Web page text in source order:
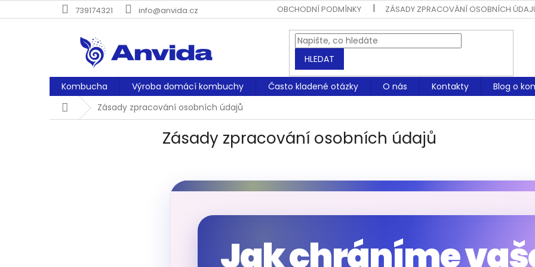
na
739174321 info@anvida.cz OBCHODNÍ PODMÍNKY ZÁSADY ZPRACOVÁNÍ OSOBNÍCH
HLEDAT
Kombucha Výroba domácí kombuchy Často kladené otázky O nás Kontakty Blog o
DomůZásady zpracování osobních údajů
Zásady zpracování osobních údajů
Jak chráníme